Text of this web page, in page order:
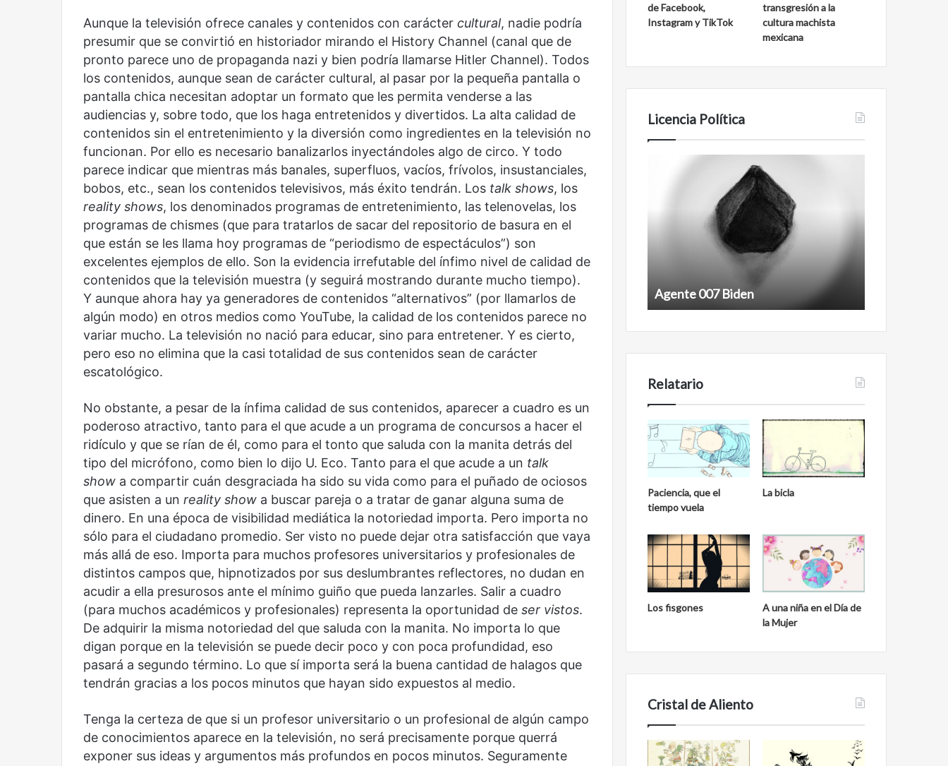
Aunque la televisión ofrece canales y contenidos con carácter cultural, nadie podría
presumir que se convirtió en historiador mirando el History Channel (canal que de
pronto parece uno de propaganda nazi y bien podría llamarse Hitler Channel). Todos
los contenidos, aunque sean de carácter cultural, al pasar por la pequeña pantalla o
pantalla chica necesitan adoptar un formato que les permita venderse a las
audiencias y, sobre todo, que los haga entretenidos y divertidos. La alta calidad de
contenidos sin el entretenimiento y la diversión como ingredientes en la televisión no
funcionan. Por ello es necesario banalizarlos inyectándoles algo de circo. Y todo
parece indicar que mientras más banales, superfluos, vacíos, frívolos, insustanciales,
bobos, etc., sean los contenidos televisivos, más éxito tendrán. Los talk shows, los
reality shows, los denominados programas de entretenimiento, las telenovelas, los
programas de chismes (que para tratarlos de sacar del repositorio de basura en el
que están se les llama hoy programas de “periodismo de espectáculos”) son
excelentes ejemplos de ello. Son la evidencia irrefutable del ínfimo nivel de calidad de
contenidos que la televisión muestra (y seguirá mostrando durante mucho tiempo).
Y aunque ahora hay ya generadores de contenidos “alternativos” (por llamarlos de
algún modo) en otros medios como YouTube, la calidad de los contenidos parece no
variar mucho. La televisión no nació para educar, sino para entretener. Y es cierto,
pero eso no elimina que la casi totalidad de sus contenidos sean de carácter
escatológico.
No obstante, a pesar de la ínfima calidad de sus contenidos, aparecer a cuadro es un
poderoso atractivo, tanto para el que acude a un programa de concursos a hacer el
ridículo y que se rían de él, como para el tonto que saluda con la manita detrás del
tipo del micrófono, como bien lo dijo U. Eco. Tanto para el que acude a un talk
show a compartir cuán desgraciada ha sido su vida como para el puñado de ociosos
que asisten a un reality show a buscar pareja o a tratar de ganar alguna suma de
dinero. En una época de visibilidad mediática la notoriedad importa. Pero importa no
sólo para el ciudadano promedio. Ser visto no puede dejar otra satisfacción que vaya
más allá de eso. Importa para muchos profesores universitarios y profesionales de
distintos campos que, hipnotizados por sus deslumbrantes reflectores, no dudan en
acudir a ella presurosos ante el mínimo guiño que pueda lanzarles. Salir a cuadro
(para muchos académicos y profesionales) representa la oportunidad de ser vistos.
De adquirir la misma notoriedad del que saluda con la manita. No importa lo que
digan porque en la televisión se puede decir poco y con poca profundidad, eso
pasará a segundo término. Lo que sí importa será la buena cantidad de halagos que
tendrán gracias a los pocos minutos que hayan sido expuestos al medio.
Tenga la certeza de que si un profesor universitario o un profesional de algún campo
de conocimientos aparece en la televisión, no será precisamente porque querrá
exponer sus ideas y argumentos más profundos en pocos minutos. Seguramente
de Facebook,
Instagram y TikTok
transgresión a la
cultura machista
mexicana
Licencia Política
Reformulación
Nueva
droga
Nueva droga
Obradorista
Obradorista Agente 007 Biden
Relatario
Paciencia, que el
tiempo vuela
La bicla
Los fisgones
A una niña en el Día de
la Mujer
Cristal de Aliento